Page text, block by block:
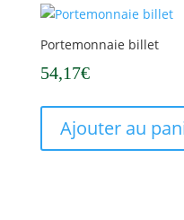
Portemonnaie billet
54,17€
Ajouter au